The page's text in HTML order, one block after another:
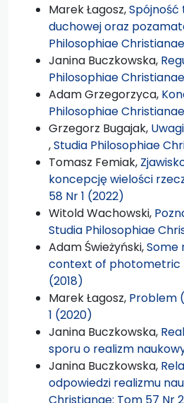
Marek Łagosz,
duchowej oraz
Philosophiae
Janina Buczkowska,
Philosophiae
Adam Grzegorzyca,
Philosophiae
Grzegorz Bugajak,
,Studia Philosophiae
Tomasz Femiak,
koncepcję wielości
58 Nr 1 (2022)
Witold Wachowski,
Studia Philosophiae
Adam Świeżyński,Some
context of photometric
(2018)
Marek Łagosz, Problem
1 (2020)
Janina Buczkowska,
sporu o realizm
Janina Buczkowska,
odpowiedzi realizmu